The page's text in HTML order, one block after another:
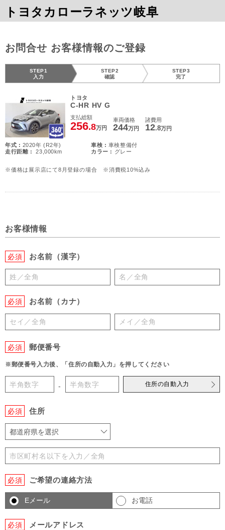
トヨタカローラネッツ岐阜
お問合せ お客様情報のご登録
STEP1
入力
STEP2
確認
STEP3
完了
トヨタ
C-HR HV G
支払総額
256.8万円
車両価格
244万円
諸費用
12.8万円
年式 : 2020年 (R2年) 車検 : 車検整備付
走行距離 :
23,000km カラー : グレー
※価格は展示店にて8月登録の場合 ※消費税10%込み
お客様情報
必須 お名前（漢字）
必須 お名前（カナ）
必須 郵便番号
※郵便番号入力後、「住所の自動入力」を押してください
- 住所の自動入力
必須 住所
都道府県を選択
必須 ご希望の連絡方法
Eメール お電話
必須 メールアドレス